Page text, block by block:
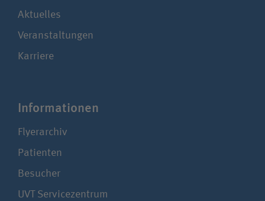
Aktuelles
Veranstaltungen
Karriere
Infor­ma­tionen
Flyerarchiv
Patienten
Besucher
UVT Service­zentrum